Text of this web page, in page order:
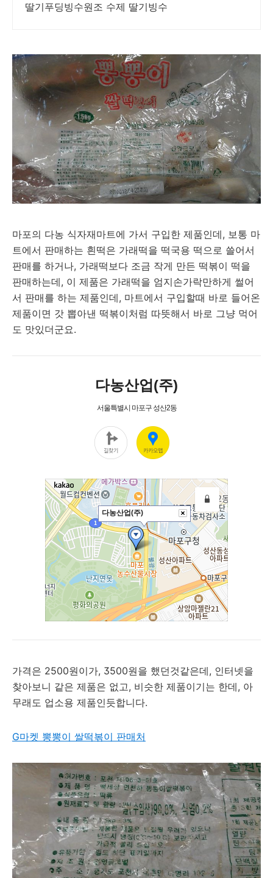
딸기푸딩빙수원조 수제 딸기빙수
마포의 다농 식자재마트에 가서 구입한 제품인데, 보통 마
트에서 판매하는 흰떡은 가래떡을 떡국용 떡으로 쓸어서
판매를 하거나, 가래떡보다 조금 작게 만든 떡볶이 떡을
판매하는데, 이 제품은 가래떡을 엄지손가락만하게 썰어
서 판매를 하는 제품인데, 마트에서 구입할때 바로 들어온
제품이면 갓 뽑아낸 떡볶이처럼 따뜻해서 바로 그냥 먹어
도 맛있더군요.
가격은 2500원이가, 3500원을 했던것같은데, 인터넷을
찾아보니 같은 제품은 없고, 비슷한 제품이기는 한데, 아
무래도 업소용 제품인듯합니다.
G마켓 뽕뽕이 쌀떡볶이 판매처